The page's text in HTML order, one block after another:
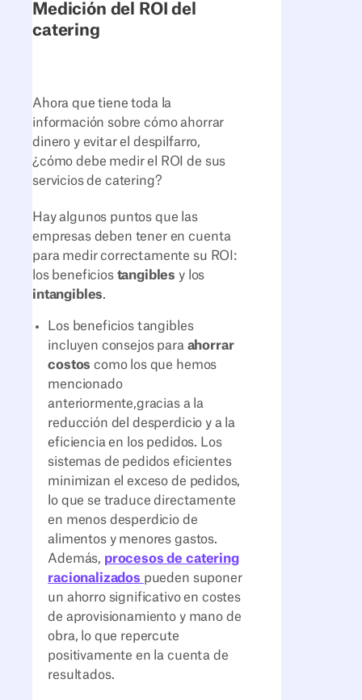
Medición del ROI del
catering
Ahora que tiene toda la
información sobre cómo ahorrar
dinero y evitar el despilfarro,
¿cómo debe medir el ROI de sus
servicios de catering?
Hay algunos puntos que las
empresas deben tener en cuenta
para medir correctamente su ROI:
los beneficios tangibles y los
intangibles.
Los beneficios tangibles
incluyen consejos para ahorrar
costoscomo los que hemos
mencionado
anteriormente,gracias a la
reducción del desperdicio y a la
eficiencia en los pedidos. Los
sistemas de pedidos eficientes
minimizan el exceso de pedidos,
lo que se traduce directamente
en menos desperdicio de
alimentos y menores gastos.
Además, procesos de catering
racionalizados pueden suponer
un ahorro significativo en costes
de aprovisionamiento y mano de
obra, lo que repercute
positivamente en la cuenta de
resultados.